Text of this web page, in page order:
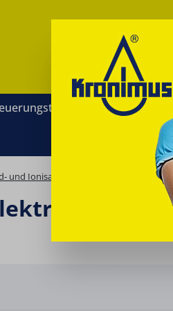
springen
Mess- und
und Ionisationselektroden